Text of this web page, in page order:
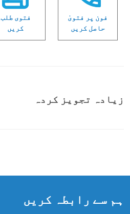
فون پر فتویٰ
حاصل کریں
فتوی طلب
کریں
زیادہ تجویز کردہ
ہم سے رابطہ کریں